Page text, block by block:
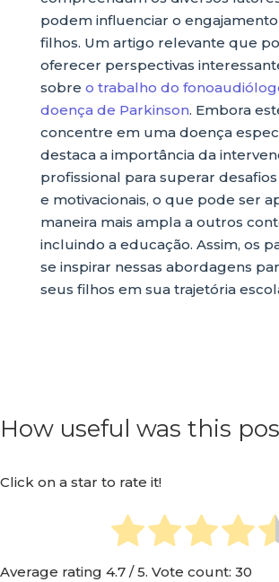
podem influenciar o
filhos. Um artigo relevante que
oferecer perspectivas
sobre o trabalho do
doença de Parkinson. Embora
concentre em uma doença
destaca a importância da
profissional para superar
e motivacionais, o que pode ser
maneira mais ampla a outros
incluindo a educação. Assim, os
se inspirar nessas abordagens
seus filhos em sua trajetória
How useful was this
Click on a star to rate it!
Average rating 4.7 / 5. Vote count: 30